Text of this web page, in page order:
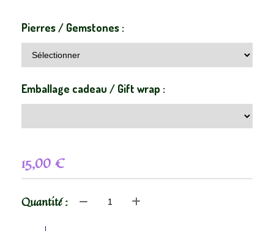
Pierres / Gemstones :
Emballage cadeau / Gift wrap :
15,00 €
Quantité :